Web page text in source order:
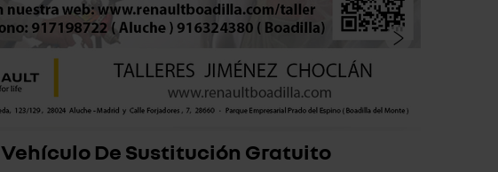
Vehículo De Sustitución Gratuito